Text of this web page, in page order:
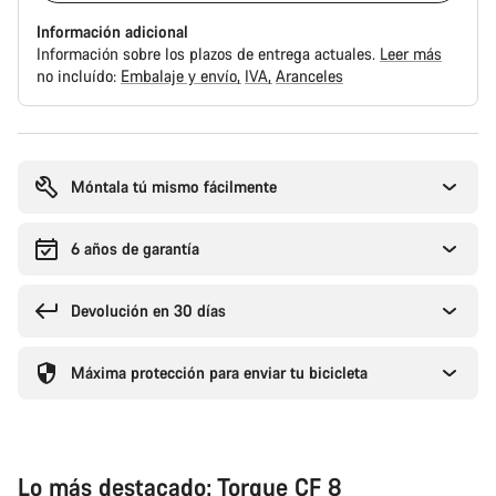
Información adicional
Información sobre los plazos de entrega actuales. Leer más
no incluído: Embalaje y envío IVA Aranceles
compra
Móntala tú mismo fácilmente
6 años de garantía
Devolución en 30 días
Máxima protección para enviar tu bicicleta
Lo más destacado: Torque CF 8